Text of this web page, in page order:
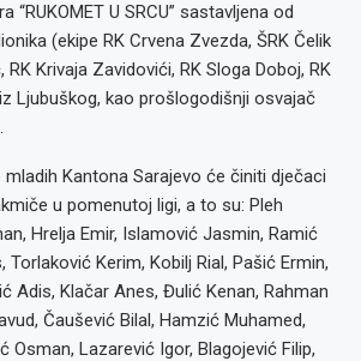
“RUKOMET U SRCU” sastavljena od
(ekipe RK Crvena Zvezda, ŠRK Čelik
RK Krivaja Zavidovići, RK Sloga Doboj, RK
Ljubuškog, kao prošlogodišnji osvajač
mladih Kantona Sarajevo će činiti dječaci
u pomenutoj ligi, a to su: Pleh
Hrelja Emir, Islamović Jasmin, Ramić
Torlaković Kerim, Kobilj Rial, Pašić Ermin,
Adis, Klačar Anes, Đulić Kenan, Rahman
Čaušević Bilal, Hamzić Muhamed,
Osman, Lazarević Igor, Blagojević Filip,